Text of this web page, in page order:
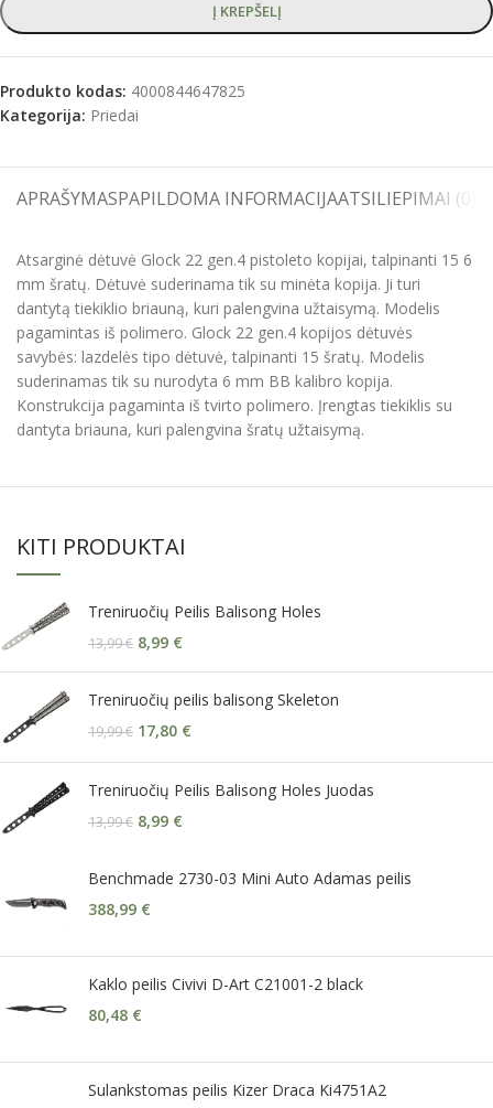
Į KREPŠELĮ
Produkto kodas: 4000844647825
Kategorija: Priedai
APRAŠYMASPAPILDOMA INFORMACIJAATSILIEPIMAI (0)
Atsarginė dėtuvė Glock 22 gen.4 pistoleto kopijai, talpinanti 15 6
mm šratų. Dėtuvė suderinama tik su minėta kopija. Ji turi
dantytą tiekiklio briauną, kuri palengvina užtaisymą. Modelis
pagamintas iš polimero. Glock 22 gen.4 kopijos dėtuvės
savybės: lazdelės tipo dėtuvė, talpinanti 15 šratų. Modelis
suderinamas tik su nurodyta 6 mm BB kalibro kopija.
Konstrukcija pagaminta iš tvirto polimero. Įrengtas tiekiklis su
dantyta briauna, kuri palengvina šratų užtaisymą.
KITI PRODUKTAI
Treniruočių Peilis Balisong Holes
13,99€ 8,99 €
Treniruočių peilis balisong Skeleton
19,99€ 17,80 €
Treniruočių Peilis Balisong Holes Juodas
13,99€ 8,99 €
Benchmade 2730-03 Mini Auto Adamas peilis
388,99 €
Kaklo peilis Civivi D-Art C21001-2 black
80,48 €
Sulankstomas peilis Kizer Draca Ki4751A2